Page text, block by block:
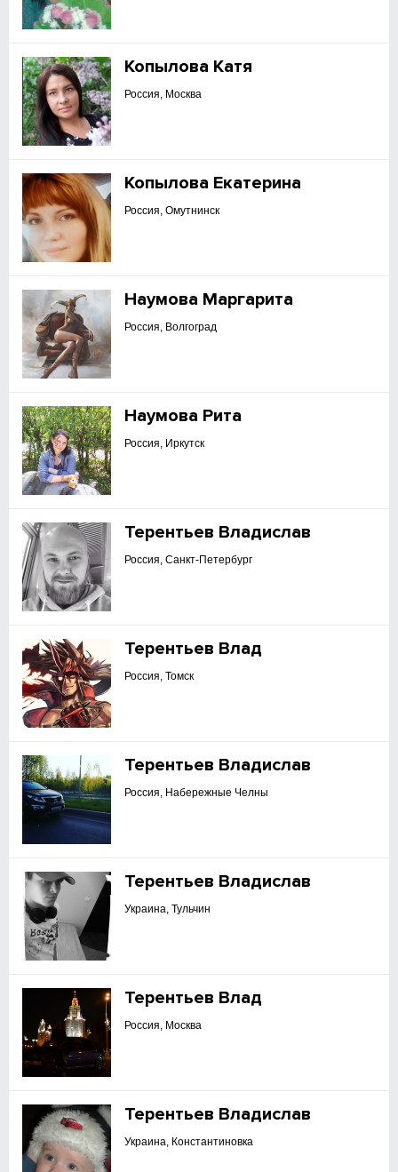
Копылова Катя
Россия, Москва
Копылова Екатерина
Россия, Омутнинск
Наумова Маргарита
Россия, Волгоград
Наумова Рита
Россия, Иркутск
Терентьев Владислав
Россия, Санкт-Петербург
Терентьев Влад
Россия, Томск
Терентьев Владислав
Россия, Набережные Челны
Терентьев Владислав
Украина, Тульчин
Терентьев Влад
Россия, Москва
Терентьев Владислав
Украина, Константиновка